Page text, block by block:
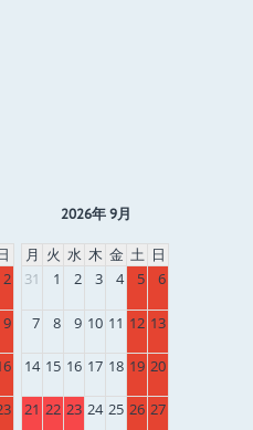
2
9
2026年 9月
月 火 水 木 金 土 日
31
1 2 3 4 5 6
7 8 9 10 11 12 13
14 15 16 17 18 19 20
21 22 23 24 25 26 27